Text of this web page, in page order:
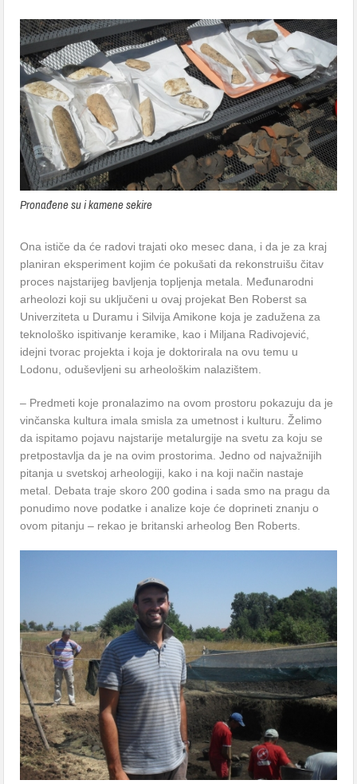
Pronađene su i kamene sekire
Ona ističe da će radovi trajati oko mesec dana, i da je za kraj
planiran eksperiment kojim će pokušati da rekonstruišu čitav
proces najstarijeg bavljenja topljenja metala. Međunarodni
arheolozi koji su uključeni u ovaj projekat Ben Roberst sa
Univerziteta u Duramu i Silvija Amikone koja je zadužena za
teknološko ispitivanje keramike, kao i Miljana Radivojević,
idejni tvorac projekta i koja je doktorirala na ovu temu u
Lodonu, oduševljeni su arheološkim nalazištem.
– Predmeti koje pronalazimo na ovom prostoru pokazuju da je
vinčanska kultura imala smisla za umetnost i kulturu. Želimo
da ispitamo pojavu najstarije metalurgije na svetu za koju se
pretpostavlja da je na ovim prostorima. Jedno od najvažnijih
pitanja u svetskoj arheologiji, kako i na koji način nastaje
metal. Debata traje skoro 200 godina i sada smo na pragu da
ponudimo nove podatke i analize koje će doprineti znanju o
ovom pitanju – rekao je britanski arheolog Ben Roberts.